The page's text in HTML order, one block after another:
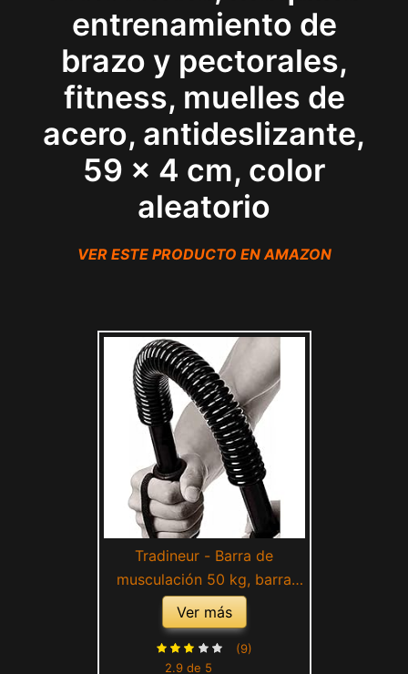
entrenamiento de
brazo y pectorales,
fitness, muelles de
acero, antideslizante,
59 x 4 cm, color
aleatorio
VER ESTE PRODUCTO EN AMAZON
Tradineur - Barra de
musculación 50 kg, barra
flexible de ejercicio de
resistencia, máquina
entrenamiento de brazo y
Ver más
2.9 de 5
(9)